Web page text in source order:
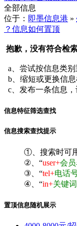
全部信息
位于： 即墨信息港 »
？信息如何置顶
抱歉，没有符合检
a、尝试按信息类
b、缩短或更换信
c、发布一条信息
信息特征筛选查找
信息搜索查找提示
①、搜索时可
②、“user+会员
③、“tel+电话
④、“in+关键词
置顶信息随机展示